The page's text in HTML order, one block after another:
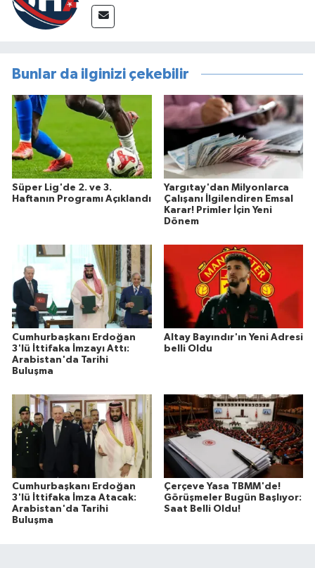
Bunlar da ilginizi çekebilir
Süper Lig'de 2. ve 3.
Haftanın Programı Açıklandı
Yargıtay'dan Milyonlarca
Çalışanı İlgilendiren Emsal
Karar! Primler İçin Yeni
Dönem
Cumhurbaşkanı Erdoğan
3'lü İttifaka İmzayı Attı:
Arabistan'da Tarihi
Buluşma
Altay Bayındır'ın Yeni Adresi
belli Oldu
Cumhurbaşkanı Erdoğan
3'lü İttifaka İmza Atacak:
Arabistan'da Tarihi
Buluşma
Çerçeve Yasa TBMM'de!
Görüşmeler Bugün Başlıyor:
Saat Belli Oldu!